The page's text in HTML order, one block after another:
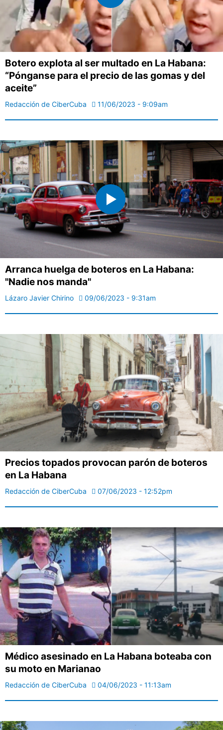
Botero explota al ser multado en La Habana:
“Pónganse para el precio de las gomas y del
aceite”
Redacción de CiberCuba 11/06/2023 - 9:09am
Arranca huelga de boteros en La Habana:
"Nadie nos manda"
Lázaro Javier Chirino 09/06/2023 - 9:31am
Precios topados provocan parón de boteros
en La Habana
Redacción de CiberCuba 07/06/2023 - 12:52pm
Médico asesinado en La Habana boteaba con
su moto en Marianao
Redacción de CiberCuba 04/06/2023 - 11:13am